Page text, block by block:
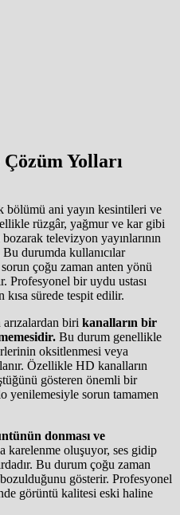
Yolları
bölümü ani yayın kesintileri ve
rüzgâr, yağmur ve kar gibi
televizyon yayınlarının
durumda kullanıcılar
çoğu zaman anten yönü
Profesyonel bir uydu ustası
kısa sürede tespit edilir.
biri kanalların bir
Bu durum genellikle
oksitlenmesi veya
Özellikle HD kanalların
gösteren önemli bir
sorun tamamen
donması ve
karelenme oluşuyor, ses gidip
Bu durum çoğu zaman
gösterir. Profesyonel
görüntü kalitesi eski haline